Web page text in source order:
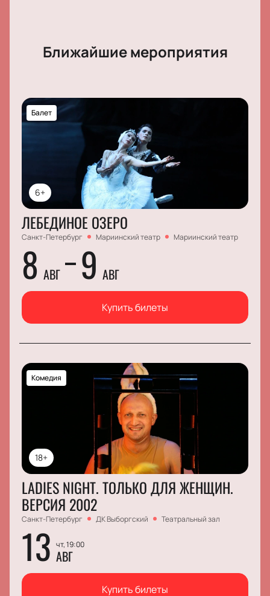
Ближайшие мероприятия
6+
Балет
ЛЕБЕДИНОЕ ОЗЕРО
Санкт-Петербург Мариинский театр Мариинский театр
8 АВГ 9 АВГ
Купить билеты
18+
Комедия
LADIES NIGHT. ТОЛЬКО ДЛЯ ЖЕНЩИН.
ВЕРСИЯ 2002
Санкт-Петербург ДК Выборгский Театральный зал
13 чт, 19:00
АВГ
Купить билеты